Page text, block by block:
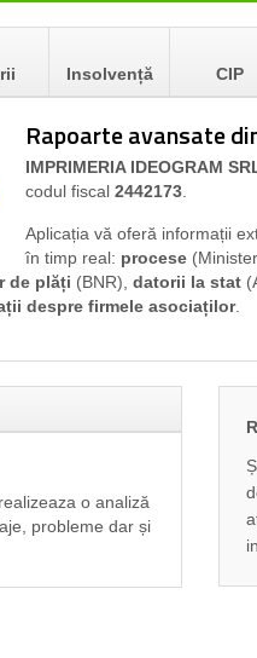
Insolvență CIP
Rapoarte avansate
IMPRIMERIA IDEOGRAM
codul fiscal 2442173
Aplicația vă oferă informații
în timp real: procese
de plăți (BNR), datorii la stat
despre firmele asociaților.
o analiză
probleme dar și